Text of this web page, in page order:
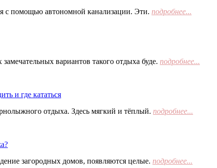
с помощью автономной канализации. Эти. подробнее...
вариантов такого отдыха буде. подробнее...
и где кататься
отдыха. Здесь мягкий и тёплый. подробнее...
загородных домов, появляются целые. подробнее...